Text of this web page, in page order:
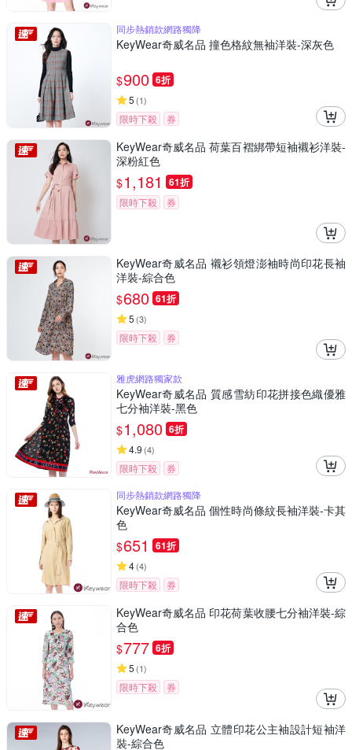
同步熱銷款網路獨降
KeyWear奇威名品 撞色格紋無袖洋裝-深灰色
$900 6折
5 (1)
限時下殺 券
KeyWear奇威名品 荷葉百褶綁帶短袖襯衫洋裝-
深粉紅色
$1,181 61折
限時下殺 券
KeyWear奇威名品 襯衫領燈澎袖時尚印花長袖
洋裝-綜合色
$680 61折
5 (3)
限時下殺 券
雅虎網路獨家款
KeyWear奇威名品 質感雪紡印花拼接色織優雅
七分袖洋裝-黑色
$1,080 6折
4.9 (4)
限時下殺
券
同步熱銷款網路獨降
KeyWear奇威名品 個性時尚條紋長袖洋裝-卡其
色
$651 61折
4(4)
限時下殺 券
KeyWear奇威名品 印花荷葉收腰七分袖洋裝-綜
合色
$777 6折
5 (1)
限時下殺 券
KeyWear奇威名品 立體印花公主袖設計短袖洋
裝-綜合色